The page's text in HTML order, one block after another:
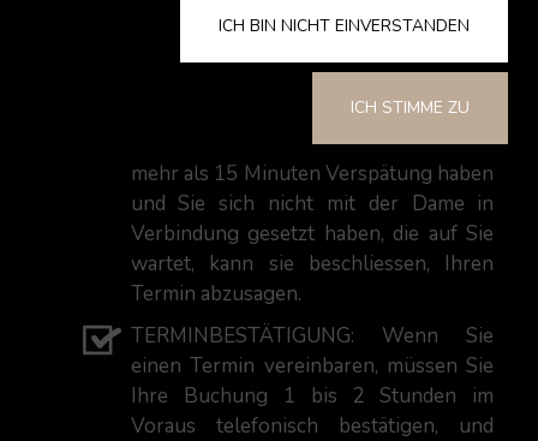
als 15 Minuten auf Sie warten lassen)
verlorene Zeit nicht nachholen können,
wenn Sie zu spät kommen. Wenn Sie
mehr als 15 Minuten Verspätung haben
und Sie sich nicht mit der Dame in
Verbindung gesetzt haben, die auf Sie
wartet, kann sie beschliessen, Ihren
Termin abzusagen.
TERMINBESTÄTIGUNG: Wenn Sie
einen Termin vereinbaren, müssen Sie
Ihre Buchung 1 bis 2 Stunden im
Voraus telefonisch bestätigen, und
ICH BIN NICHT EINVERSTANDEN
ICH STIMME ZU